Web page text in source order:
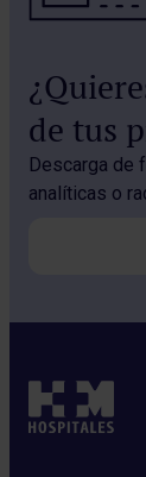
de tus
Descarga de
analíticas o